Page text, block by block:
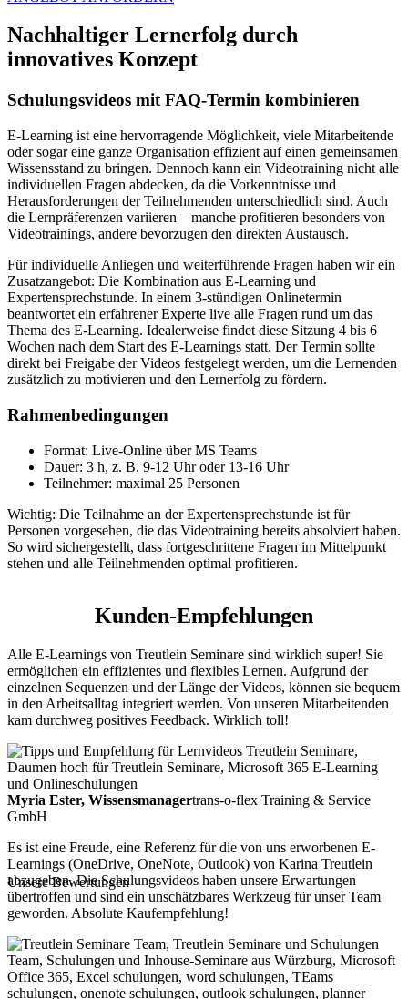
Nachhaltiger Lernerfolg durch
innovatives Konzept
Schulungsvideos mit FAQ-Termin kombinieren
E-Learning ist eine hervorragende Möglichkeit, viele Mitarbeitende
oder sogar eine ganze Organisation effizient auf einen gemeinsamen
Wissensstand zu bringen. Dennoch kann ein Videotraining nicht alle
individuellen Fragen abdecken, da die Vorkenntnisse und
Herausforderungen der Teilnehmenden unterschiedlich sind. Auch
die Lernpräferenzen variieren – manche profitieren besonders von
Videotrainings, andere bevorzugen den direkten Austausch.
Für individuelle Anliegen und weiterführende Fragen haben wir ein
Zusatzangebot: Die Kombination aus E-Learning und
Expertensprechstunde. In einem 3-stündigen Onlinetermin
beantwortet ein erfahrener Experte live alle Fragen rund um das
Thema des E-Learning. Idealerweise findet diese Sitzung 4 bis 6
Wochen nach dem Start des E-Learnings statt. Der Termin sollte
direkt bei Freigabe der Videos festgelegt werden, um die Lernenden
zusätzlich zu motivieren und den Lernerfolg zu fördern.
Rahmenbedingungen
Format: Live-Online über MS Teams
Dauer: 3 h, z. B. 9-12 Uhr oder 13-16 Uhr
Teilnehmer: maximal 25 Personen
Wichtig: Die Teilnahme an der Expertensprechstunde ist für
Personen vorgesehen, die das Videotraining bereits absolviert haben.
So wird sichergestellt, dass fortgeschrittene Fragen im Mittelpunkt
stehen und alle Teilnehmenden optimal profitieren.
Kunden-Empfehlungen
Alle E-Learnings von Treutlein Seminare sind wirklich super! Sie
ermöglichen ein effizientes und flexibles Lernen. Aufgrund der
einzelnen Sequenzen und der Länge der Videos, können sie bequem
in den Arbeitsalltag integriert werden. Von unseren Mitarbeitenden
kam durchweg positives Feedback. Wirklich toll!
Myria Ester, Wissensmanagertrans-o-flex Training & Service
GmbH
Es ist eine Freude, eine Referenz für die von uns erworbenen E-
Learnings (OneDrive, OneNote, Outlook) von Karina Treutlein
abzugeben. Die Schulungsvideos haben unsere Erwartungen
übertroffen und sind ein unschätzbares Werkzeug für unser Team
geworden. Absolute Kaufempfehlung!
Unsere Bewertungen